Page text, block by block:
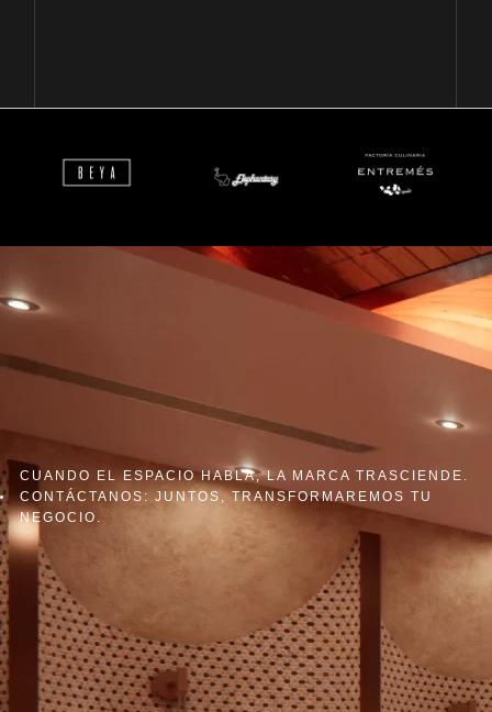
CUANDO EL ESPACIO HABLA, LA MARCA TRASCIENDE.
CONTÁCTANOS: JUNTOS, TRANSFORMAREMOS TU
NEGOCIO.